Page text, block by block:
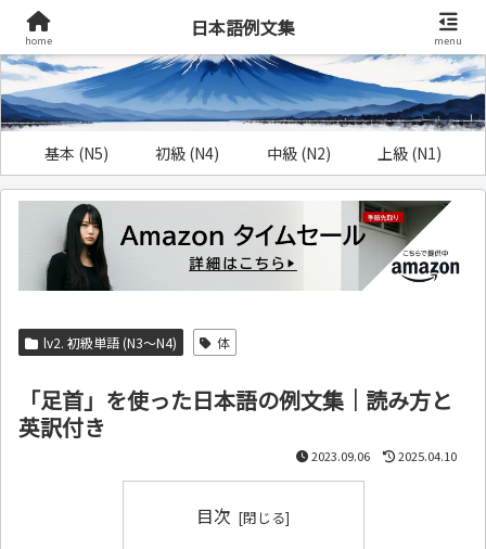
基本 (N5) 初級 (N4) 中級 (N2) 上級 (N1)
lv2. 初級単語 (N3～N4) 体
「足首」を使った日本語の例文集｜読み方と
英訳付き
2023.09.06 2025.04.10
目次
home
日本語例文集
menu